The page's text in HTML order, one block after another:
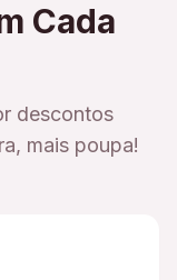
Cada
descontos
mais poupa!